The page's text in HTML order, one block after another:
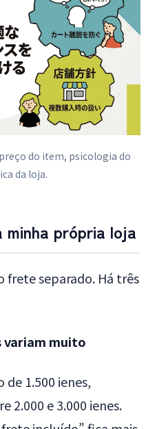
do item, psicologia do
da loja.
própria loja
frete separado. Há três
variam muito
1.500 ienes,
2.000 e 3.000 ienes.